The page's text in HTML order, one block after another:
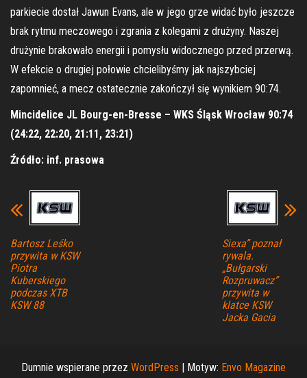
parkiecie dostał Jawun Evans, ale w jego grze widać było jeszcze
brak rytmu meczowego i zgrania z kolegami z drużyny. Naszej
drużynie brakowało energii i pomysłu widocznego przed przerwą.
W efekcie o drugiej połowie chcielibyśmy jak najszybciej
zapomnieć, a mecz ostatecznie zakończył się wynikiem 90:74.
Mincidelice JL Bourg-en-Bresse – WKS Śląsk Wrocław 90:74
(24:22, 22:20, 21:11, 23:21)
Źródło: inf. prasowa
Bartosz Leśko
przywita w KSW
Piotra
Kuberskiego
podczas XTB
KSW 88
Siexa” poznał
rywala.
„Bułgarski
Rozpruwacz”
przywita w
klatce KSW
Jacka Gacia
Dumnie wspierane przez WordPress | Motyw: Envo Magazine